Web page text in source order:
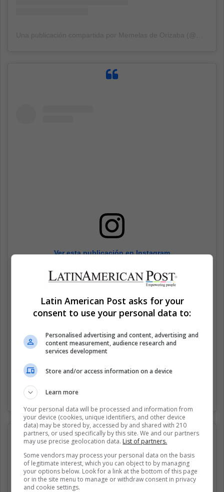
Ver esta publicación en Instagram
Latin American Post asks for your
consent to use your personal data to:
Personalised advertising and content, advertising and
content measurement, audience research and
services development
Store and/or access information on a device
Learn more
Your personal data will be processed and information from
your device (cookies, unique identifiers, and other device
data) may be stored by, accessed by and shared with 210
partners, or used specifically by this site. We and our partners
may use precise geolocation data. List of partners.
Some vendors may process your personal data on the basis
of legitimate interest, which you can object to by managing
your options below. Look for a link at the bottom of this page
or in the site menu to manage or withdraw consent in privacy
and cookie settings.